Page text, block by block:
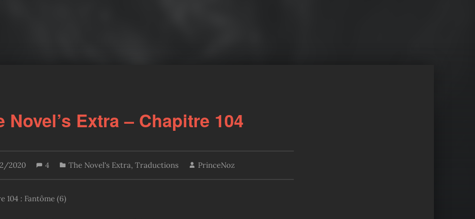
Novel’s Extra – Chapitre 104
2020 4 The Novel's Extra, Traductions PrinceNoz
104 : Fantôme (6)